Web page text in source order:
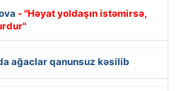
- "Həyat yoldaşın istəmirsə,
ağaclar qanunsuz kəsilib